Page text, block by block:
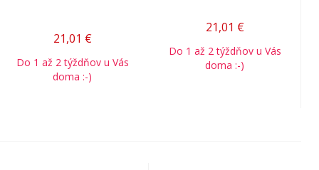
21,01 €
Do 1 až 2 týždňov u Vás
doma :-)
21,01 €
Do 1 až 2 týždňov u Vás
doma :-)